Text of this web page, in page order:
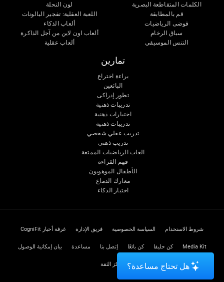
الكلمات المتقاطعة البصرية
قم بالمطابقة
فوضى الرياضيات
سباق الرخام
التنس الموسيقي
لون النحلة
اللعبة العقلية: تفجير البالونات
ألعاب الذكاء
ألعاب اون لاين من آجل الذاكرة
ألعاب عقلية
تمارين
براءة اختراع
البائعين
تطور إدراكى
تدريبات ذهنية
اختبارات ذهنية
تدريبات ذهنية
تدريب عقلي شخصي
تدريب ذهنى
العاب الرياضيات الممتعة
فهم القراءة
الأطفال الموهوبون
معارك الدماغ
اختبار الذكاء
شروط الاستخدام السياسة الخصوصية فريق الإدارة غرفة أخبار CogniFit
Media Kit كن حليفا كن بائعًا إتصل بنا مساعدة بيان إمكانية الوصول
مركز الثقة هل تحتاج مساعدة؟